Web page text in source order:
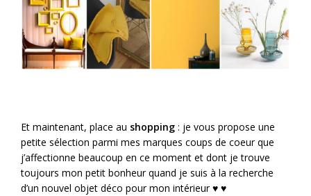
Et maintenant, place au shopping : je vous propose une
petite sélection parmi mes marques coups de coeur que
j’affectionne beaucoup en ce moment et dont je trouve
toujours mon petit bonheur quand je suis à la recherche
d’un nouvel objet déco pour mon intérieur ♥︎ ♥︎